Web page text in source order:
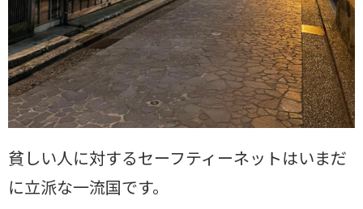
貧しい人に対するセーフティーネットはいまだ
に立派な一流国です。